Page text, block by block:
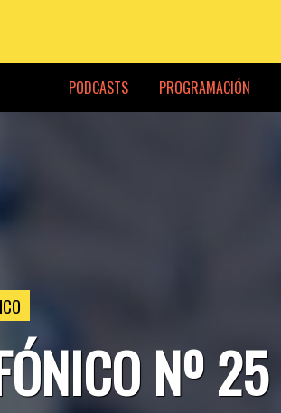
PODCASTS PROGRAMACIÓN
Nº 25